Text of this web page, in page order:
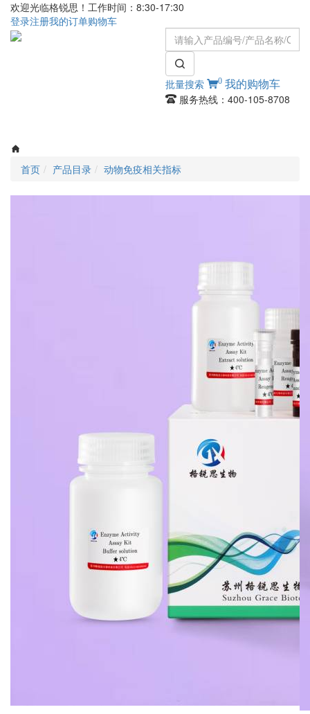
欢迎光临格锐思！工作时间：8:30-17:30
登录注册我的订单购物车
批量搜索 0 我的购物车
服务热线：400-105-8708
首页 产品目录 动物免疫相关指标